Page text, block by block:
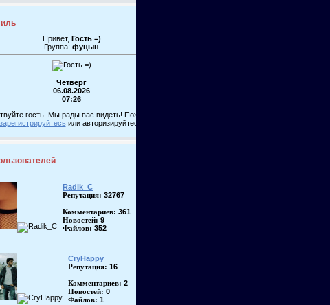
Привет, Гость =)
Группа: фуцын
Четверг
06.08.2026
07:26
гость. Мы рады вас видеть! Пожалуйста,
зарегистрируйтесьили авторизируйтесь!
Radik_C
Репутация: 32767
Комментариев: 361
Новостей: 9
Файлов: 352
CryHappy
Репутация: 16
Комментариев: 2
Новостей: 0
Файлов: 1